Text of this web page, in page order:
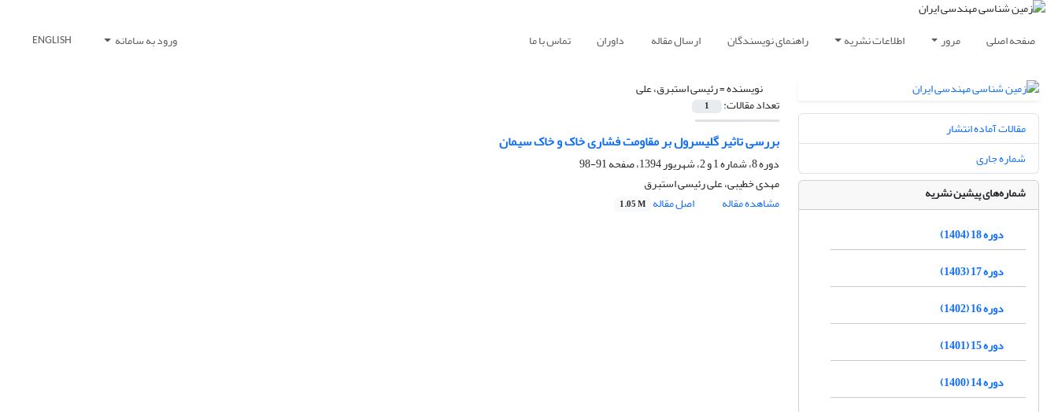
صفحه اصلی مرور اطلاعات نشریه راهنمای نویسندگان ارسال مقاله داوران تماس با ما ورود به سامانه ENGLISH
نویسنده =رئیسی استبرق، علی
تعداد مقالات: 1
بررسی تاثیر گلیسرول بر مقاومت فشاری خاک و خاک سیمان
دوره 8، شماره 1 و 2، شهریور 1394، صفحه
91-98
مهدی خطیبی، علی رئیسی استبرق
مشاهده مقاله
اصل مقاله 1.05 M
مقالات آماده انتشار
شماره جاری
شماره‌های پیشین نشریه
دوره 18 (1404)
دوره 17 (1403)
دوره 16 (1402)
دوره 15 (1401)
دوره 14 (1400)